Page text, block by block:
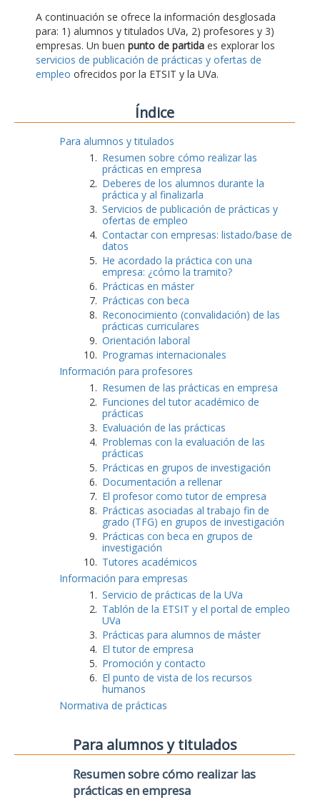
A continuación se ofrece la información desglosada
para: 1) alumnos y titulados UVa, 2) profesores y 3)
empresas. Un buen punto de partida es explorar los
servicios de publicación de prácticas y ofertas de
empleo ofrecidos por la ETSIT y la UVa.
Índice
Para alumnos y titulados
Resumen sobre cómo realizar las
prácticas en empresa
Deberes de los alumnos durante la
práctica y al finalizarla
Servicios de publicación de prácticas y
ofertas de empleo
Contactar con empresas: listado/base de
datos
He acordado la práctica con una
empresa: ¿cómo la tramito?
Prácticas en máster
Prácticas con beca
Reconocimiento (convalidación) de las
prácticas curriculares
Orientación laboral
Programas internacionales
Información para profesores
Resumen de las prácticas en empresa
Funciones del tutor académico de
prácticas
Evaluación de las prácticas
Problemas con la evaluación de las
prácticas
Prácticas en grupos de investigación
Documentación a rellenar
El profesor como tutor de empresa
Prácticas asociadas al trabajo fin de
grado (TFG) en grupos de investigación
Prácticas con beca en grupos de
investigación
Tutores académicos
Información para empresas
Servicio de prácticas de la UVa
Tablón de la ETSIT y el portal de empleo
UVa
Prácticas para alumnos de máster
El tutor de empresa
Promoción y contacto
El punto de vista de los recursos
humanos
Normativa de prácticas
Para alumnos y titulados
Resumen sobre cómo realizar las
prácticas en empresa